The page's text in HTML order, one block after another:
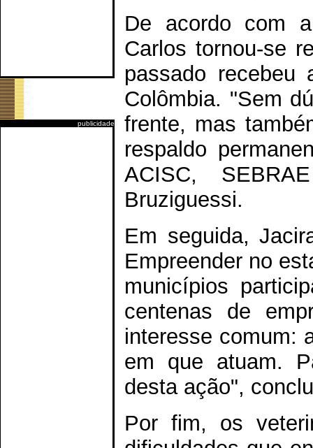
publicidade
De acordo com
Carlos tornou-se
passado
Colômbia. "Sem
frente, mas
respaldo
ACISC,
Bruziguessi.
Em seguida,
Empreender no
municípios
centenas de
interesse comum:
em que atuam.
desta ação",
Por fim, os